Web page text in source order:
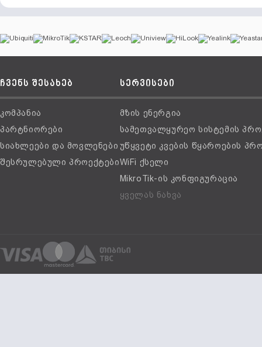
ჩვენს შესახებ
კომპანია
პარტნიორები
სიახლეები და მოვლენები
შესრულებული პროექტები
სერვისები
მზის ენერგია
სამეთვალყურეო სისტემის
უწყვეტი კვების წყაროების
WiFi ქსელი
MikroTik-ის კონფიგურაცია
ყველას ნახვა